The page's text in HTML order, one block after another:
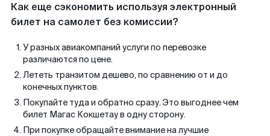
Как еще сэкономить используя электронный
билет на самолет без комиссии?
У разных авиакомпаний услуги по перевозке
различаются по цене.
Лететь транзитом дешево, по сравнению от и до
конечных пунктов.
Покупайте туда и обратно сразу. Это выгоднее чем
билет Магас Кокшетау в одну сторону.
При покупке обращайте внимание на лучшие